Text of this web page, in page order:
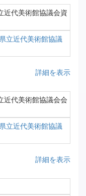
近代美術館協議会資
立近代美術館協議
詳細を表示
近代美術館協議会会
立近代美術館協議
詳細を表示